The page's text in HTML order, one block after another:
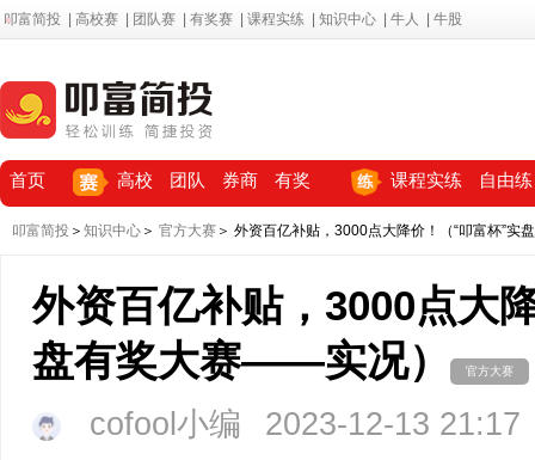
叩富简投 高校赛 团队赛 有奖赛 课程实练 知识中心 牛人 牛股
首页 高校 团队 券商 有奖 课程实练 自由练
叩富简投 ＞ 知识中心 ＞ 官方大赛 ＞ 外资百亿补贴，3000点大降价！（“叩富杯”
外资百亿补贴，3000点大
盘有奖大赛——实况）
官方大赛
cofool小编 2023-12-13 21:17